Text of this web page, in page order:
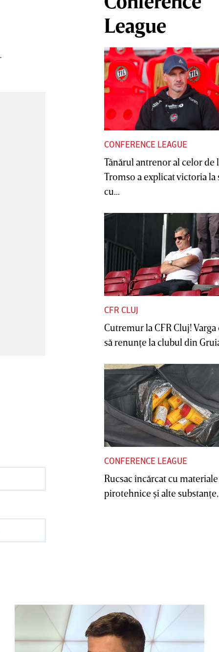
League
CONFERENCE LEAGUE
Tânărul antrenor al celor de
Tromso a explicat victoria la
cu...
CFR CLUJ
Cutremur la CFR Cluj! Varga
să renunţe la clubul din
CONFERENCE LEAGUE
Rucsac încărcat cu materiale
pirotehnice şi alte substanţe,